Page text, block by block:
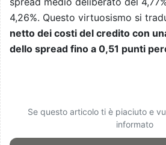
4,26%. Questo virtuosismo si
netto dei costi del credito con
dello spread fino a 0,51 punti
Se questo articolo ti è piaciuto e
informato